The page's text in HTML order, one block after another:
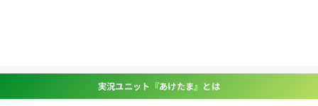
実況ユニット『あけたま』とは